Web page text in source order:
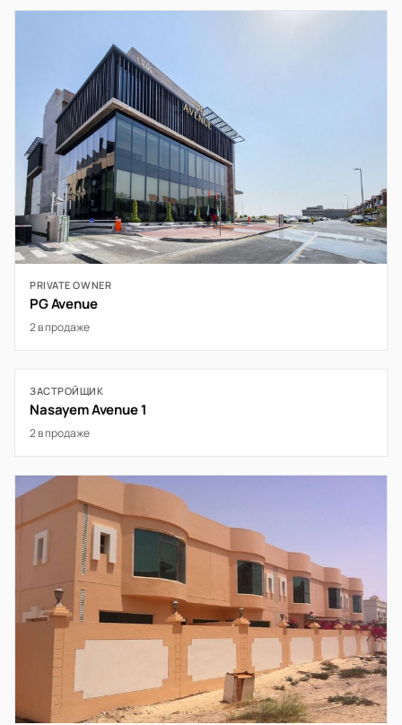
PRIVATE OWNER
PG Avenue
2 в продаже
ЗАСТРОЙЩИК
Nasayem Avenue 1
2 в продаже